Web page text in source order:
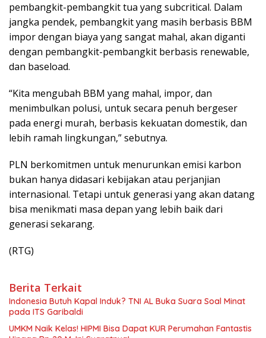
pembangkit-pembangkit tua yang subcritical. Dalam
jangka pendek, pembangkit yang masih berbasis BBM
impor dengan biaya yang sangat mahal, akan diganti
dengan pembangkit-pembangkit berbasis renewable,
dan baseload.
“Kita mengubah BBM yang mahal, impor, dan
menimbulkan polusi, untuk secara penuh bergeser
pada energi murah, berbasis kekuatan domestik, dan
lebih ramah lingkungan,” sebutnya.
PLN berkomitmen untuk menurunkan emisi karbon
bukan hanya didasari kebijakan atau perjanjian
internasional. Tetapi untuk generasi yang akan datang
bisa menikmati masa depan yang lebih baik dari
generasi sekarang.
(RTG)
Berita Terkait
Indonesia Butuh Kapal Induk? TNI AL Buka Suara Soal Minat
pada ITS Garibaldi
UMKM Naik Kelas! HIPMI Bisa Dapat KUR Perumahan Fantastis